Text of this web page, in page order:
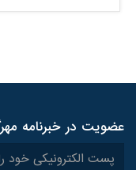
عضویت در خبرنامه